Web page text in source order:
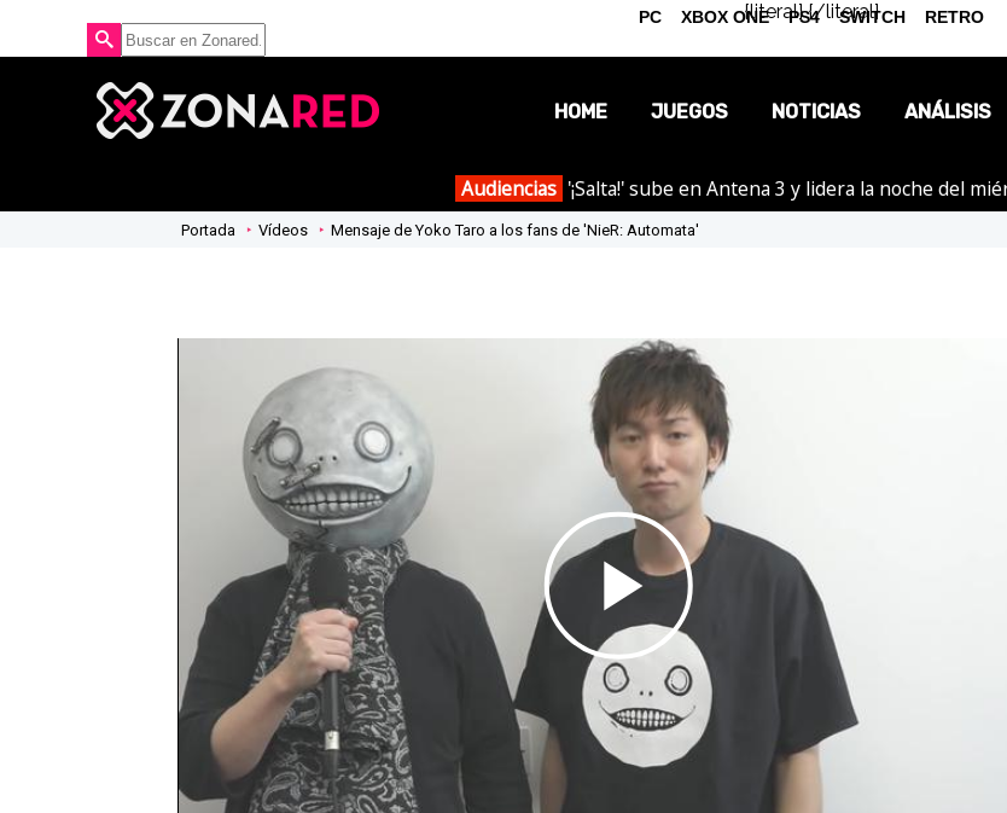
{literal}{/literal}
HOME JUEGOS NOTICIAS
OPINIÓN
ANÁLISIS
Audiencias '¡Salta!' sube en Antena 3 y lidera la noche del
Portada Vídeos Mensaje de Yoko Taro a los fans de 'NieR: Automata'
Play
Video
PC XBOX ONE PS4 SWITCH RETRO